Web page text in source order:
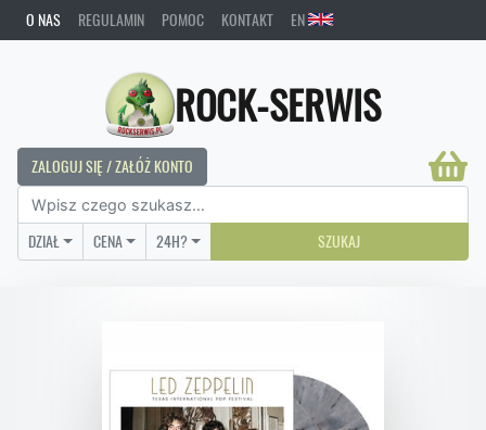
O NAS REGULAMIN POMOC KONTAKT EN
ROCK-SERWIS
ZALOGUJ SIĘ / ZAŁÓŻ KONTO
DZIAŁ CENA 24H? SZUKAJ